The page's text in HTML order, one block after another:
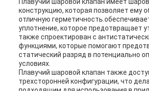
Плавучий шаровой клапан имеет
конструкцию, которая позволяет ему
отличную
уплотнение, которое предотвращает
также спроектирован с
функциями, которые помогают
статический разряд в потенциально
условиях.
Плавучий шаровой клапан также
трехсторонней конфигурации, что